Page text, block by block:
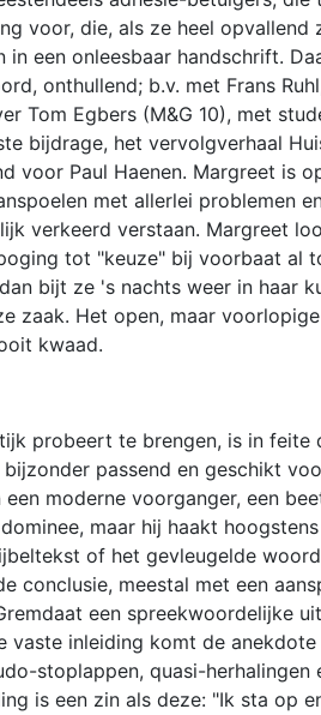
voor, die, als ze heel
in een onleesbaar handschrift.
onthullend; b.v. met Frans
Tom Egbers (M&G 10), met
bijdrage, het vervolgverhaal
voor Paul Haenen. Margreet
met allerlei problemen
verkeerd verstaan. Margreet
tot "keuze" bij voorbaat al
bijt ze 's nachts weer in haar
zaak. Het open, maar
kwaad.
probeert te brengen, is in feite
passend en geschikt
een moderne voorganger, een
maar hij haakt
of het gevleugelde
conclusie, meestal met een
een spreekwoordelijke
vaste inleiding komt de
stoplappen, quasi-
is een zin als deze: "Ik sta op